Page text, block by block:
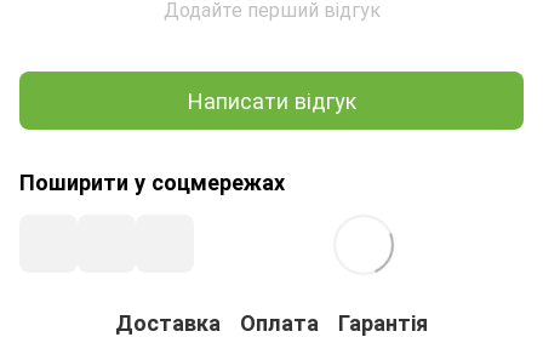
Додайте перший відгук
Написати відгук
Поширити у соцмережах
Доставка Оплата Гарантія